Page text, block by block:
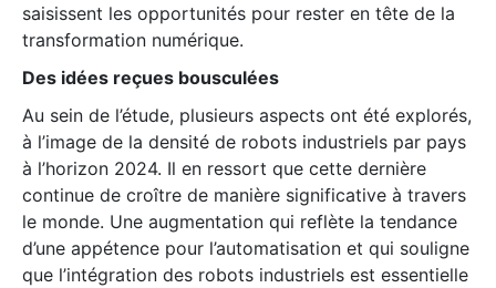
saisissent les opportunités pour rester en tête de la
transformation numérique.
Des idées reçues bousculées
Au sein de l’étude, plusieurs aspects ont été explorés,
à l’image de la densité de robots industriels par pays
à l’horizon 2024. Il en ressort que cette dernière
continue de croître de manière significative à travers
le monde. Une augmentation qui reflète la tendance
d’une appétence pour l’automatisation et qui souligne
que l’intégration des robots industriels est essentielle